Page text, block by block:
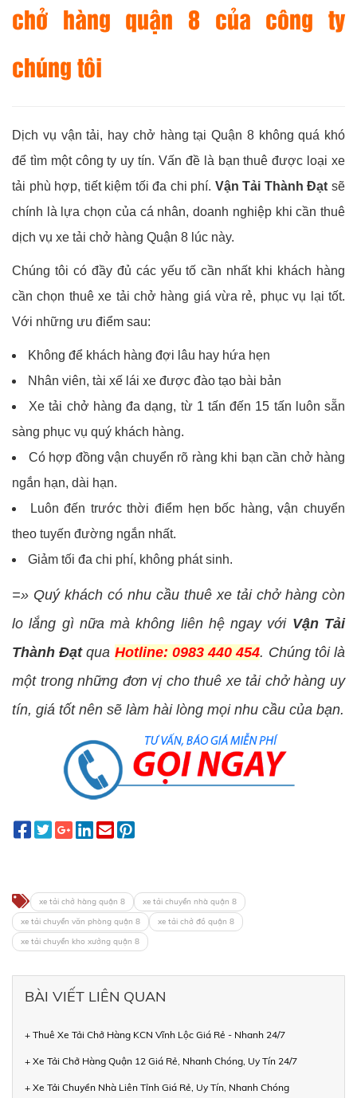
chở hàng quận 8 của công ty
chúng tôi
Dịch vụ vận tải, hay chở hàng tại Quận 8 không quá khó
để tìm một công ty uy tín. Vấn đề là bạn thuê được loại xe
tải phù hợp, tiết kiệm tối đa chi phí. Vận Tải Thành Đạt sẽ
chính là lựa chọn của cá nhân, doanh nghiệp khi cần thuê
dịch vụ xe tải chở hàng Quận 8 lúc này.
Chúng tôi có đầy đủ các yếu tố cần nhất khi khách hàng
cần chọn thuê xe tải chở hàng giá vừa rẻ, phục vụ lại tốt.
Với những ưu điểm sau:
Không để khách hàng đợi lâu hay hứa hẹn
Nhân viên, tài xế lái xe được đào tạo bài bản
Xe tải chở hàng đa dạng, từ 1 tấn đến 15 tấn luôn sẵn
sàng phục vụ quý khách hàng.
Có hợp đồng vận chuyển rõ ràng khi bạn cần chở hàng
ngắn hạn, dài hạn.
Luôn đến trước thời điểm hẹn bốc hàng, vận chuyển
theo tuyến đường ngắn nhất.
Giảm tối đa chi phí, không phát sinh.
=» Quý khách có nhu cầu thuê xe tải chở hàng còn
lo lắng gì nữa mà không liên hệ ngay với Vận Tải
Thành Đạtqua Hotline: 0983 440 454. Chúng tôi là
một trong những đơn vị cho thuê xe tải chở hàng uy
tín, giá tốt nên sẽ làm hài lòng mọi nhu cầu của bạn.
xe tải chở hàng quận 8
xe tải chuyển nhà quận 8
xe tải chuyển văn phòng quận 8
xe tải chở đồ quận 8
xe tải chuyển kho xưởng quận 8
BÀI VIẾT LIÊN QUAN
+ Thuê Xe Tải Chở Hàng KCN Vĩnh Lộc Giá Rẻ - Nhanh 24/7
+ Xe Tải Chở Hàng Quận 12 Giá Rẻ, Nhanh Chóng, Uy Tín 24/7
+ Xe Tải Chuyển Nhà Liên Tỉnh Giá Rẻ, Uy Tín, Nhanh Chóng